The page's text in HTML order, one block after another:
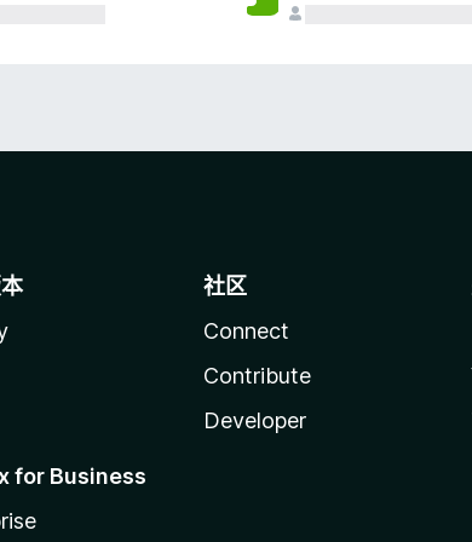
for Business
社区
Connect
Contribute
Developer